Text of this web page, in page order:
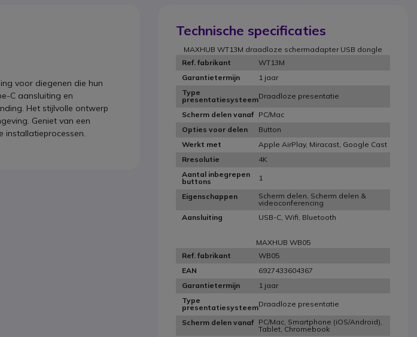
voor diegenen die hun
C aansluiting en
Het stijlvolle ontwerp
Geniet van een
Technische specificaties
MAXHUB WT13M draadloze schermadapter USB dongle
Ref. fabrikant
WT13M
Garantietermijn
1 jaar
Type
presentatiesysteemDraadloze presentatie
Scherm delen vanaf PC/Mac
Opties voor delen
Button
Werkt met
Apple AirPlay, Miracast, Google Cast
Rresolutie
4K
Aantal inbegrepen
buttons
1
Eigenschappen
Scherm delen, Scherm delen &
videoconferencing
Aansluiting
USB-C, Wifi, Bluetooth
MAXHUB WB05
Ref. fabrikant
WB05
EAN
6927433604367
Garantietermijn
1 jaar
Type
presentatiesysteemDraadloze presentatie
Scherm delen vanaf PC/Mac, Smartphone (iOS/Android),
Tablet, Chromebook